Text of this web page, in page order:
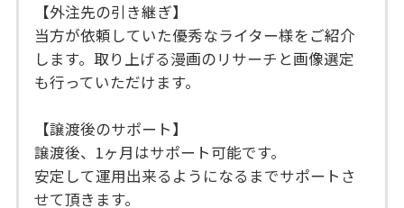
【外注先の引き継ぎ】
当方が依頼していた優秀なライター様をご紹介
します。取り上げる漫画のリサーチと画像選定
も行っていただけます。
【譲渡後のサポート】
譲渡後、1ヶ月はサポート可能です。
安定して運用出来るようになるまでサポートさ
せて頂きます。